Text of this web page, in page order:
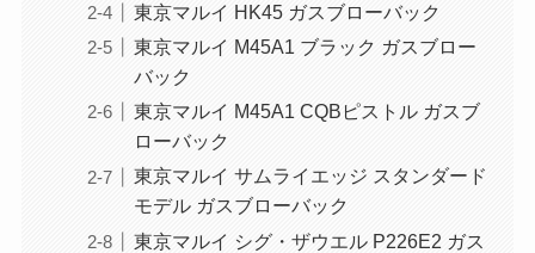
東京マルイ HK45 ガスブローバック
東京マルイ M45A1 ブラック ガスブロー
バック
東京マルイ M45A1 CQBピストル ガスブ
ローバック
東京マルイ サムライエッジ スタンダード
モデル ガスブローバック
東京マルイ シグ・ザウエル P226E2 ガス